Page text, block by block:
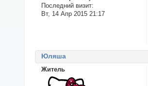
Последний визит:
Вт, 14 Апр 2015 21:17
Юляша
Житель